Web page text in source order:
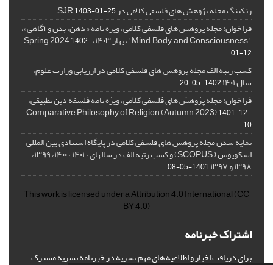
رنکینگ مجله پژوهش های فلسفی کلامی در SJR1403-01-25
فراخوان: مجله پژوهش های فلسفی کلامی، ویژه نامه « ذهن، بدن و آگاهی»،
"Mind, Body, and Consciousness"، بهار ۱۴۰۳، Spring 2024
1402-
01-12
کسب رتبه الف مجله پژوهش های فلسفی کلامی در ارزیابی وزارت علوم،
سال ۱۴۰۱ 1402-05-20
فراخوان: مجله پژوهش های فلسفی کلامی، ویژه نامه فلسفه دین تطبیقی،
,Comparative Philosophy of Religion (Autumn 2023)
1401-12-
10
نمایه شدن مجله پژوهش های فلسفی کلامی در پایگاه استنادی بین المللی
اسکوپوس ( SCOPUS) و کسب رتبه الف در سالهای ، ۱۴۰۱ ، ۱۴۰۰، ۱۳۹۹،
۱۳۹۸ و ۱۳۹۷ 1401-05-08
This work is licensed under aAttribution 4.0 International(CC
BY 4.0)
اشتراک خبرنامه
برای دریافت اخبار و اطلاعیه های مهم نشریه در خبرنامه نشریه مشترک